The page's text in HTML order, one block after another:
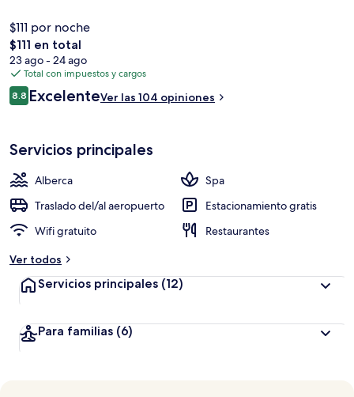
techada y su sala de fitness abierta las 24 horas. Hay opciones de
transporte público a una corta distancia a pie: DECC Station está a 7
minutos y West Bay Qatar Energy Station está a 15 minutos.
$111 por noche
El
precio
total
es
de
$111 en total
23 ago - 24 ago
Total con impuestos y cargos
Opiniones
8.88.8 de 10,
ExcelenteVer las 104 opiniones
Servicios principales
Alberca
Spa
Traslado del/al aeropuerto
Estacionamiento gratis
Wifi gratuito
Restaurantes
Ver todos
Servicios principales (12)
Para familias (6)